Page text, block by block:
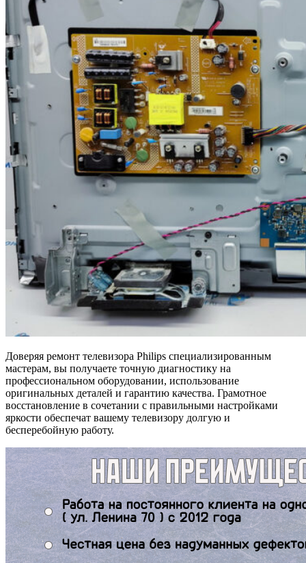
Доверяя ремонт телевизора Philips специализированным
мастерам, вы получаете точную диагностику на
профессиональном оборудовании, использование
оригинальных деталей и гарантию качества. Грамотное
восстановление в сочетании с правильными настройками
яркости обеспечат вашему телевизору долгую и
бесперебойную работу.